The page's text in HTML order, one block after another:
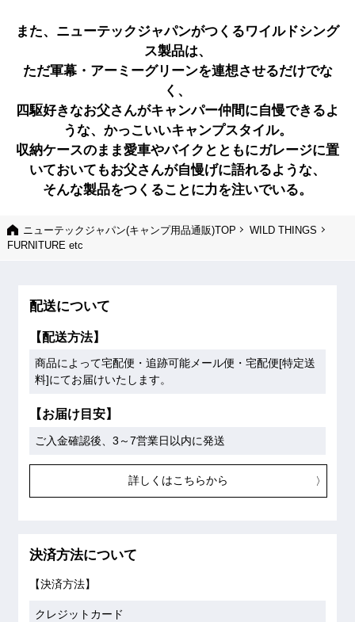
また、ニューテックジャパンがつくるワイルドシング
ス製品は、
ただ軍幕・アーミーグリーンを連想させるだけでな
く、
四駆好きなお父さんがキャンパー仲間に自慢できるよ
うな、かっこいいキャンプスタイル。
収納ケースのまま愛車やバイクとともにガレージに置
いておいてもお父さんが自慢げに語れるような、
そんな製品をつくることに力を注いでいる。
ニューテックジャパン(キャンプ用品通販)TOP
WILD THINGS
FURNITURE etc
配送について
【配送方法】
商品によって宅配便・追跡可能メール便・宅配便[特定送
料]にてお届けいたします。
【お届け目安】
ご入金確認後、3～7営業日以内に発送
詳しくはこちらから
決済方法について
【決済方法】
クレジットカード